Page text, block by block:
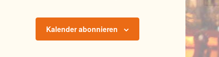
Kalender abonnieren